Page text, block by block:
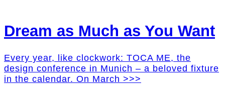
Dream as Much as You Want
Every year, like clockwork: TOCA ME, the
design conference in Munich – a beloved fixture
in the calendar. On March >>>